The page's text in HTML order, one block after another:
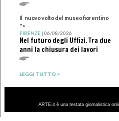
Il nuovo volto del museo fiorentino
">
FIRENZE| 06/08/2026
Nel futuro degli Uffizi. Tra due
anni la chiusura dei lavori
LEGGI TUTTO >
ARTE.it è una testata giornalistica